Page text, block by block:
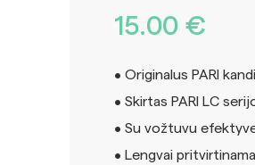
15.00 €
• Originalus PARI
• Skirtas PARI LC
• Su vožtuvu
• Lengvai